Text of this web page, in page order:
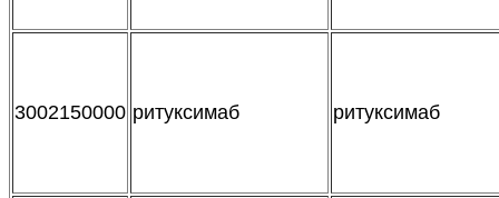
3002150000 ритуксимаб ритуксимаб